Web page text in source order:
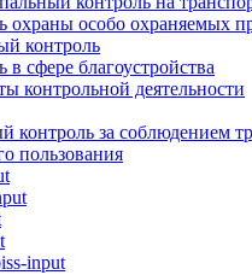
охраны особо охраняемых
контроль
в сфере благоустройства
контрольной деятельности
контроль за соблюдением
пользования
input